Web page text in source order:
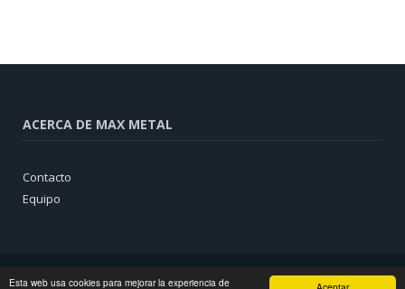
Esta web usa cookies para mejorar la experiencia de
ACERCA DE MAX METAL
Contacto
Equipo